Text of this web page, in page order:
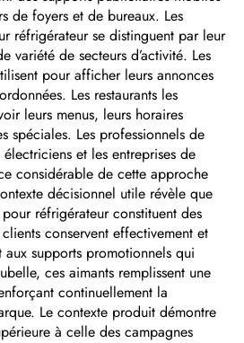
de foyers et de bureaux. Les
réfrigérateur se distinguent par leur
variété de secteurs d’activité. Les
pour afficher leurs annonces
Les restaurants les
leurs menus, leurs horaires
spéciales. Les professionnels de
et les entreprises de
considérable de cette approche
décisionnel utile révèle que
réfrigérateur constituent des
conservent effectivement et
supports promotionnels qui
ces aimants remplissent une
continuellement la
Le contexte produit démontre
à celle des campagnes